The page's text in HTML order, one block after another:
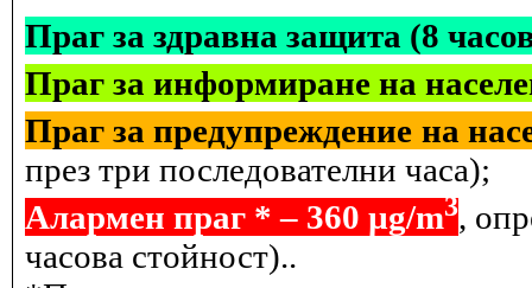
Праг за здравна защита (8
Праг за информиране на
Праг за предупреждение на
през три последователни часа);
Алармен праг * – 360 µg/m3,
часова стойност)..